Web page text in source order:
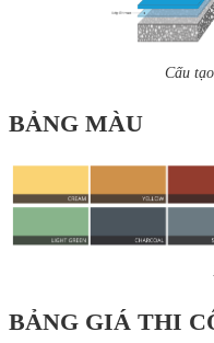
Cấu
BẢNG MÀU
BẢNG GIÁ THI